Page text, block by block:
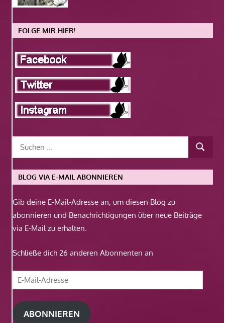
FOLGE MIR HIER!
BLOG VIA E-MAIL ABONNIEREN
Gib deine E-Mail-Adresse an, um diesen Blog zu
abonnieren und Benachrichtigungen über neue Beiträge
via E-Mail zu erhalten.
Schließe dich 26 anderen Abonnenten an
E-
Mail-
Adresse
ABONNIEREN